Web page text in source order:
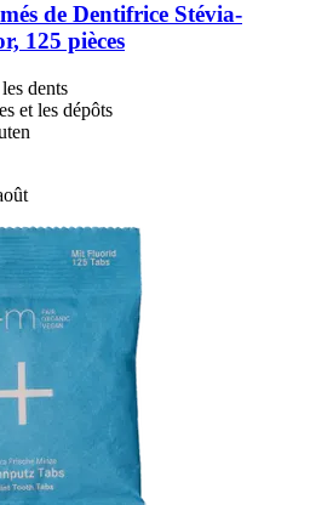
de Dentifrice Stévia-​
125 pièces
dents
et les dépôts